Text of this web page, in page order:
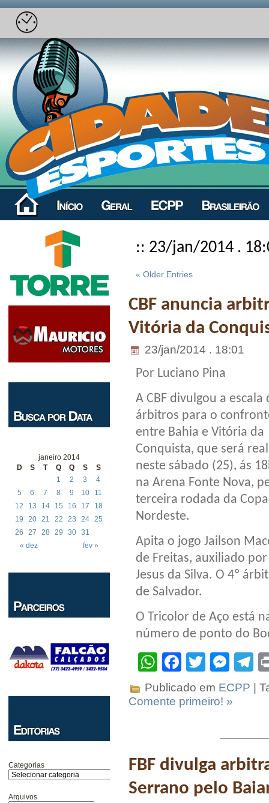
janeiro 2014
D
S T Q Q S S
« dez fev »
1 2 3
4
5
6 7 8 9 10
11
12
13 14 15 16 17
18
19
20 21 22 23 24 25
26
27 28 29 30 31
Categorias
Arquivos
:: 23/jan/2014 .
« Older Entries
CBF anuncia
Vitória da
23/jan/2014 . 18:01
Por Luciano Pina
A CBF divulgou a escala
árbitros para o
entre Bahia e Vitória da
Conquista, que será
neste sábado (25), ás
na Arena Fonte Nova,
terceira rodada da
Nordeste.
Apita o jogo Jailson
de Freitas, auxiliado
Jesus da Silva. O 4º
de Salvador.
O Tricolor de Aço está
número de ponto do
WhatsApp
Facebook
Twitter
Publicado em ECPP |
Comente primeiro! »
FBF divulga
Serrano pelo